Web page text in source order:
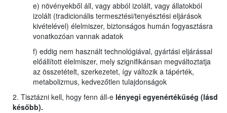
e) növényekből áll, vagy abból izolált, vagy állatokból
izolált (tradicionális termesztési/tenyésztési eljárások
kivételével) élelmiszer, biztonságos humán fogyasztásra
vonatkozóan vannak adatok
f) eddig nem használt technológiával, gyártási eljárással
előállított élelmiszer, mely szignifikánsan megváltoztatja
az összetételt, szerkezetet, így változik a tápérték,
metabolizmus, kedvezőtlen tulajdonságok
2. Tisztázni kell, hogy fenn áll-e lényegi egyenértékűség (lásd
később).